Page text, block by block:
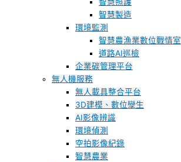
智慧製造
環境監測
智慧農漁業數位戰情室
道路AI巡檢
企業碳管理平台
無人機服務
無人載具整合平台
3D建模、數位孿生
AI影像辨識
環境偵測
空拍影像紀錄
智慧農業